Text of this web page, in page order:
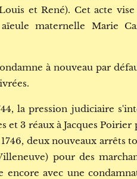
et René). Cet acte
maternelle Marie
à nouveau par
la pression judiciaire
et 3 réaux à Jacques
deux nouveaux arrêts
pour des
avec une